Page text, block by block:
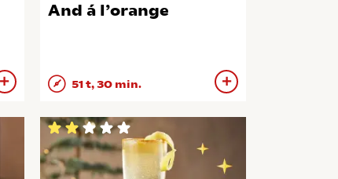
And á l’orange
51 t, 30 min.